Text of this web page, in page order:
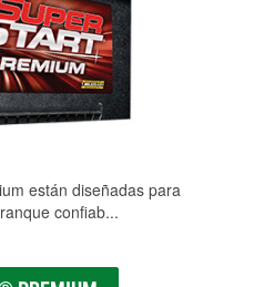
están diseñadas para
confiab...